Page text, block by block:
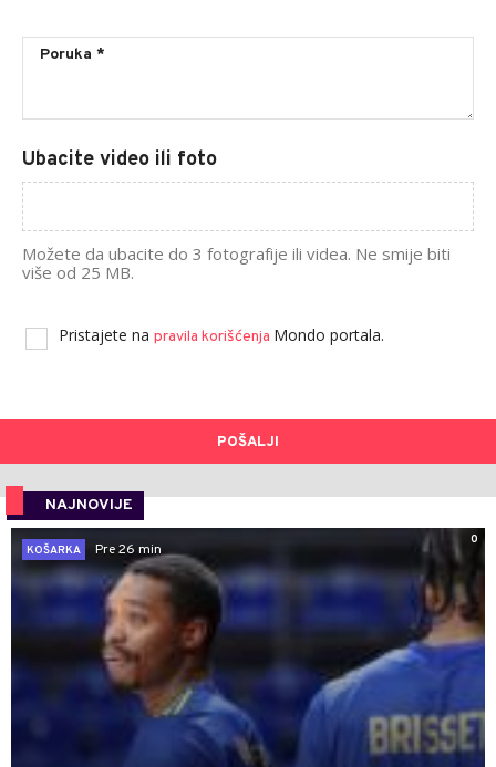
Ubacite video ili foto
Možete da ubacite do 3 fotografije ili videa. Ne smije biti
više od 25 MB.
Pristajete na pravila korišćenja Mondo portala.
POŠALJI
NAJNOVIJE
0
KOŠARKA
Pre 26 min